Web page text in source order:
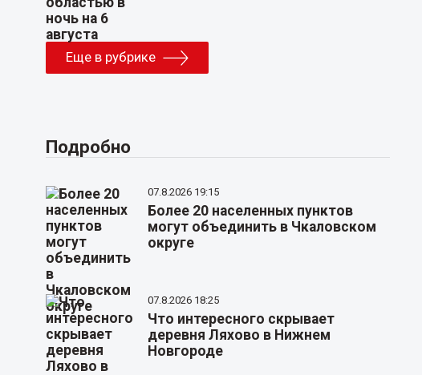
Еще в рубрике
Подробно
07.8.2026 19:15
Более 20 населенных пунктов
могут объединить в Чкаловском
округе
07.8.2026 18:25
Что интересного скрывает
деревня Ляхово в Нижнем
Новгороде